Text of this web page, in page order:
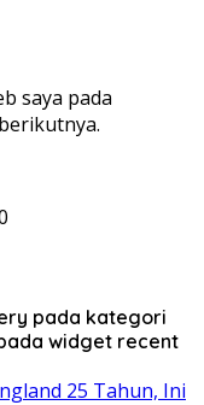
saya pada
pada kategori
widget recent